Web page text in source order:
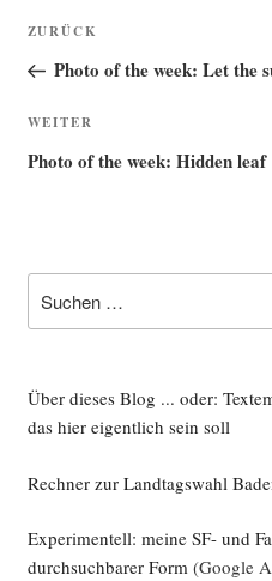
Beitragsnavigation
Vorheriger
Beitrag
ZURÜCK
Photo of the week: Let the
Nächster
Beitrag
WEITER
Photo of the week: Hidden leaf
nach:
Über dieses Blog ... oder:
das hier eigentlich sein soll
Rechner zur Landtagswahl
Experimentell: meine SF- und
durchsuchbarer Form(Google